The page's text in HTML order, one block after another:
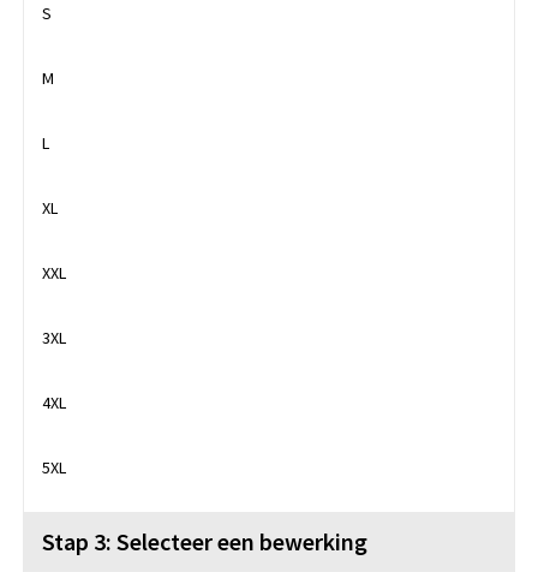
S
M
L
XL
XXL
3XL
4XL
5XL
Stap 3: Selecteer een bewerking